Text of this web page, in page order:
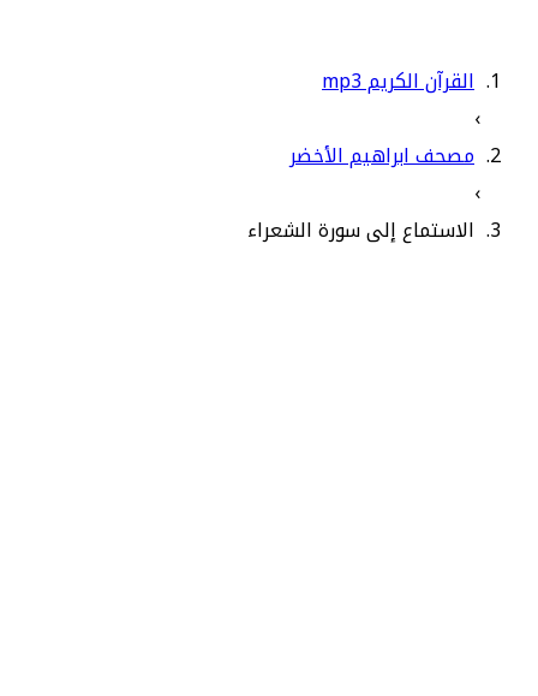
القرآن الكريم mp3
›
مصحف ابراهيم الأخضر
›
الاستماع إلى سورة الشعراء